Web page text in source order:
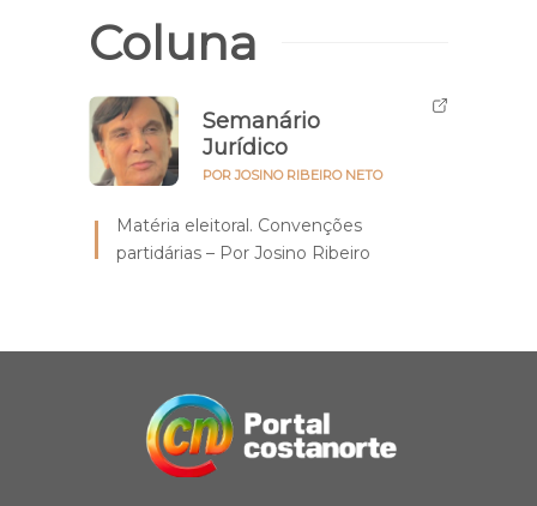
Coluna
Semanário
Jurídico
POR JOSINO RIBEIRO NETO
Matéria eleitoral. Convenções
partidárias – Por Josino Ribeiro